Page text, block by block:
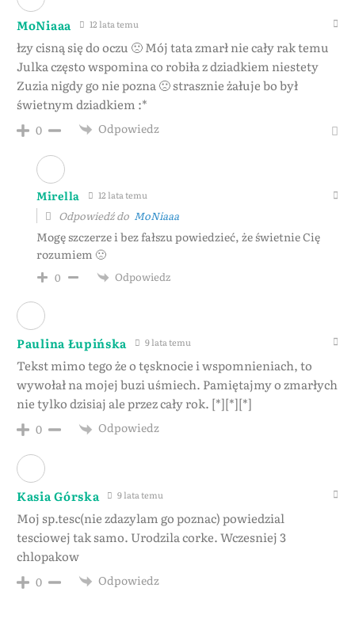
MoNiaaa 12 lata temu
łzy cisną się do oczu 🙁 Mój tata zmarł nie cały rak temu
Julka często wspomina co robiła z dziadkiem niestety
Zuzia nigdy go nie pozna 🙁 strasznie żałuje bo był
świetnym dziadkiem :*
0 Odpowiedz
Mirella 12 lata temu
Odpowiedź do MoNiaaa
Mogę szczerze i bez fałszu powiedzieć, że świetnie Cię
rozumiem 🙁
0 Odpowiedz
Paulina Łupińska 9 lata temu
Tekst mimo tego że o tęsknocie i wspomnieniach, to
wywołał na mojej buzi uśmiech. Pamiętajmy o zmarłych
nie tylko dzisiaj ale przez cały rok. [*][*][*]
0 Odpowiedz
Kasia Górska 9 lata temu
Moj sp.tesc(nie zdazylam go poznac) powiedzial
tesciowej tak samo. Urodzila corke. Wczesniej 3
chlopakow
0 Odpowiedz